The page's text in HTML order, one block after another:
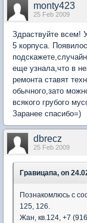
monty423
25 Feb 2009
Здраствуйте всем!
5 корпуса.
еще узнала,что в
ремонта ставят
обычного,зато
всякого грубого
Заранее спасибо=)
dbrecz
25 Feb 2009
Гравицапа, on
Познакомлюсь с
125, 126.
Жан, кв.124, +7